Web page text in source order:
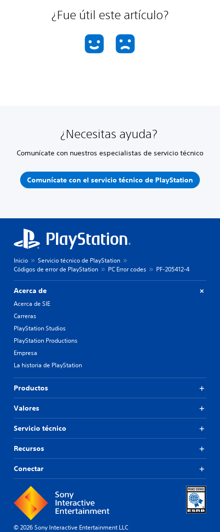
¿Fue útil este artículo?
¿Necesitas ayuda?
Comunícate con nuestros especialistas de servicio técnico
Comunícate con el servicio técnico de PlayStation
Inicio
Servicio técnico de PlayStation
Códigos de error de PlayStation
PC Error codes PF-205412-4
Acerca de
Acerca de SIE
Carreras
PlayStation Studios
PlayStation Productions
Empresa
La historia de PlayStation
Productos
Valores
Servicio técnico
Recursos
Conectar
© 2026 Sony Interactive Entertainment LLC